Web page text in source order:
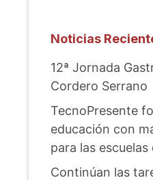
Noticias
12ª Jornada
Cordero Serrano
TecnoPresente
educación con
para las escuelas
Continúan las